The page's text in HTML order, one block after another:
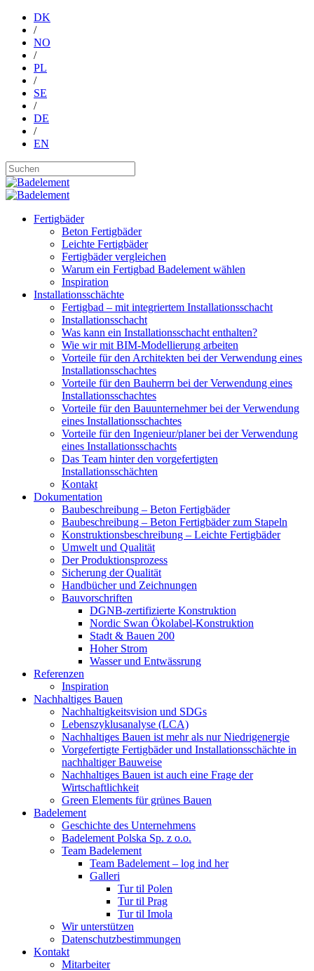
DK
/
NO
/
PL
/
SE
/
DE
/
EN
Fertigbäder
Beton Fertigbäder
Leichte Fertigbäder
Fertigbäder vergleichen
Warum ein Fertigbad Badelement wählen
Inspiration
Installationsschächte
Fertigbad – mit integriertem Installationsschacht
Installationsschacht
Was kann ein Installationsschacht enthalten?
Wie wir mit BIM-Modellierung arbeiten
Vorteile für den Architekten bei der Verwendung eines
Installationsschachtes
Vorteile für den Bauherrn bei der Verwendung eines
Installationsschachtes
Vorteile für den Bauunternehmer bei der Verwendung
eines Installationsschachtes
Vorteile für den Ingenieur/planer bei der Verwendung
eines Installationsschachts
Das Team hinter den vorgefertigten
Installationsschächten
Kontakt
Dokumentation
Baubeschreibung – Beton Fertigbäder
Baubeschreibung – Beton Fertigbäder zum Stapeln
Konstruktionsbeschreibung – Leichte Fertigbäder
Umwelt und Qualität
Der Produktionsprozess
Sicherung der Qualität
Handbücher und Zeichnungen
Bauvorschriften
DGNB-zertifizierte Konstruktion
Nordic Swan Ökolabel-Konstruktion
Stadt & Bauen 200
Hoher Strom
Wasser und Entwässrung
Referenzen
Inspiration
Nachhaltiges Bauen
Nachhaltigkeitsvision und SDGs
Lebenszyklusanalyse (LCA)
Nachhaltiges Bauen ist mehr als nur Niedrigenergie
Vorgefertigte Fertigbäder und Installationsschächte in
nachhaltiger Bauweise
Nachhaltiges Bauen ist auch eine Frage der
Wirtschaftlichkeit
Green Elements für grünes Bauen
Badelement
Geschichte des Unternehmens
Badelement Polska Sp. z o.o.
Team Badelement
Team Badelement – log ind her
Galleri
Tur til Polen
Tur til Prag
Tur til Imola
Wir unterstützen
Datenschutzbestimmungen
Kontakt
Mitarbeiter